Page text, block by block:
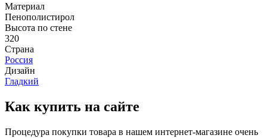
Материал
Пенополистирол
Высота по стене
320
Страна
Россия
Дизайн
Гладкий
Как купить на сайте
Процедура покупки товара в нашем интернет-магазине очень